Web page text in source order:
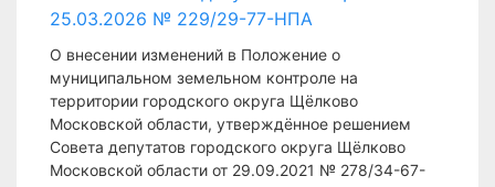
25.03.2026 № 229/29-77-НПА
О внесении изменений в Положение о
муниципальном земельном контроле на
территории городского округа Щёлково
Московской области, утверждённое решением
Совета депутатов городского округа Щёлково
Московской области от 29.09.2021 № 278/34-67-